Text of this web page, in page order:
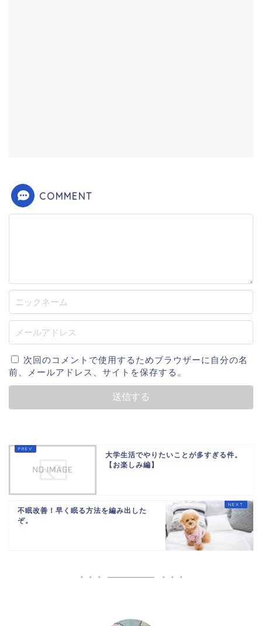
COMMENT
次回のコメントで使用するためブラウザーに自分の名
前、メールアドレス、サイトを保存する。
大学生活でやりたいことが多すぎる件。
【お楽しみ編】
不眠改善！早く眠る方法を編み出した
ぞ。